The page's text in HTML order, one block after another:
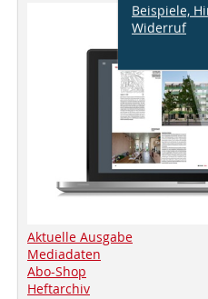
Beispiele,
Widerruf
Aktuelle Ausgabe
Mediadaten
Abo-Shop
Heftarchiv